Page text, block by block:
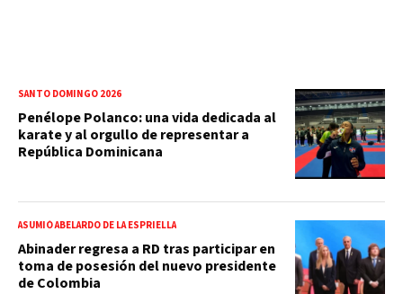
SANTO DOMINGO 2026
Penélope Polanco: una vida dedicada al
karate y al orgullo de representar a
República Dominicana
ASUMIÓ ABELARDO DE LA ESPRIELLA
Abinader regresa a RD tras participar en
toma de posesión del nuevo presidente
de Colombia